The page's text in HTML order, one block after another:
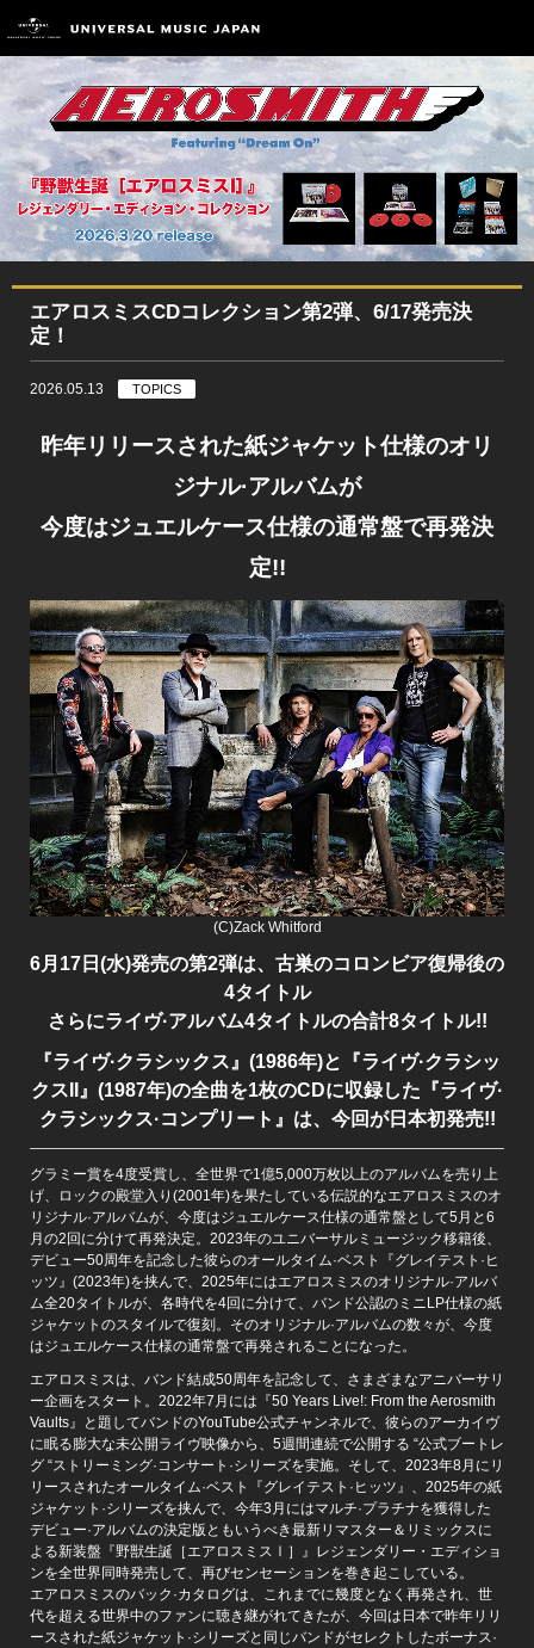
エアロスミスCDコレクション第2弾、6/17発売決
定！
2026.05.13 TOPICS
昨年リリースされた紙ジャケット仕様のオリ
ジナル·アルバムが
今度はジュエルケース仕様の通常盤で再発決
定!!
(C)Zack Whitford
6月17日(水)発売の第2弾は、古巣のコロンビア復帰後の
4タイトル
さらにライヴ·アルバム4タイトルの合計8タイトル!!
『ライヴ·クラシックス』(1986年)と『ライヴ·クラシッ
クスII』(1987年)の全曲を1枚のCDに収録した『ライヴ·
クラシックス·コンプリート』は、今回が日本初発売!!
グラミー賞を4度受賞し、全世界で1億5,000万枚以上のアルバムを売り上
げ、ロックの殿堂入り(2001年)を果たしている伝説的なエアロスミスのオ
リジナル·アルバムが、今度はジュエルケース仕様の通常盤として5月と6
月の2回に分けて再発決定。2023年のユニバーサルミュージック移籍後、
デビュー50周年を記念した彼らのオールタイム·ベスト『グレイテスト·ヒ
ッツ』(2023年)を挟んで、2025年にはエアロスミスのオリジナル·アルバ
ム全20タイトルが、各時代を4回に分けて、バンド公認のミニLP仕様の紙
ジャケットのスタイルで復刻。そのオリジナル·アルバムの数々が、今度
はジュエルケース仕様の通常盤で再発されることになった。
エアロスミスは、バンド結成50周年を記念して、さまざまなアニバーサリ
ー企画をスタート。2022年7月には『50 Years Live!: From the Aerosmith
Vaults』と題してバンドのYouTube公式チャンネルで、彼らのアーカイヴ
に眠る膨大な未公開ライヴ映像から、5週間連続で公開する “公式ブートレ
グ “ストリーミング·コンサート·シリーズを実施。そして、2023年8月にリ
リースされたオールタイム·ベスト『グレイテスト·ヒッツ』、2025年の紙
ジャケット·シリーズを挟んで、今年3月にはマルチ·プラチナを獲得した
デビュー·アルバムの決定版ともいうべき最新リマスター＆リミックスに
よる新装盤『野獣生誕［エアロスミスⅠ］』レジェンダリー・エディショ
ンを全世界同時発売して、再びセンセーションを巻き起こしている。
エアロスミスのバック·カタログは、これまでに幾度となく再発され、世
代を超える世界中のファンに聴き継がれてきたが、今回は日本で昨年リリ
ースされた紙ジャケット·シリーズと同じバンドがセレクトしたボーナス·